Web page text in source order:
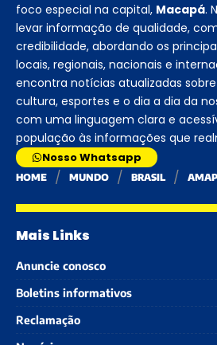
foco especial na capital, Macapá.
levar informação de qualidade,
credibilidade, abordando os
locais, regionais, nacionais e
encontra notícias atualizadas
cultura, esportes e o dia a dia da
com uma linguagem clara e
população às informações que
Nosso Whatsapp
HOME MUNDO BRASIL
Mais Links
Anuncie conosco
Boletins informativos
Reclamação